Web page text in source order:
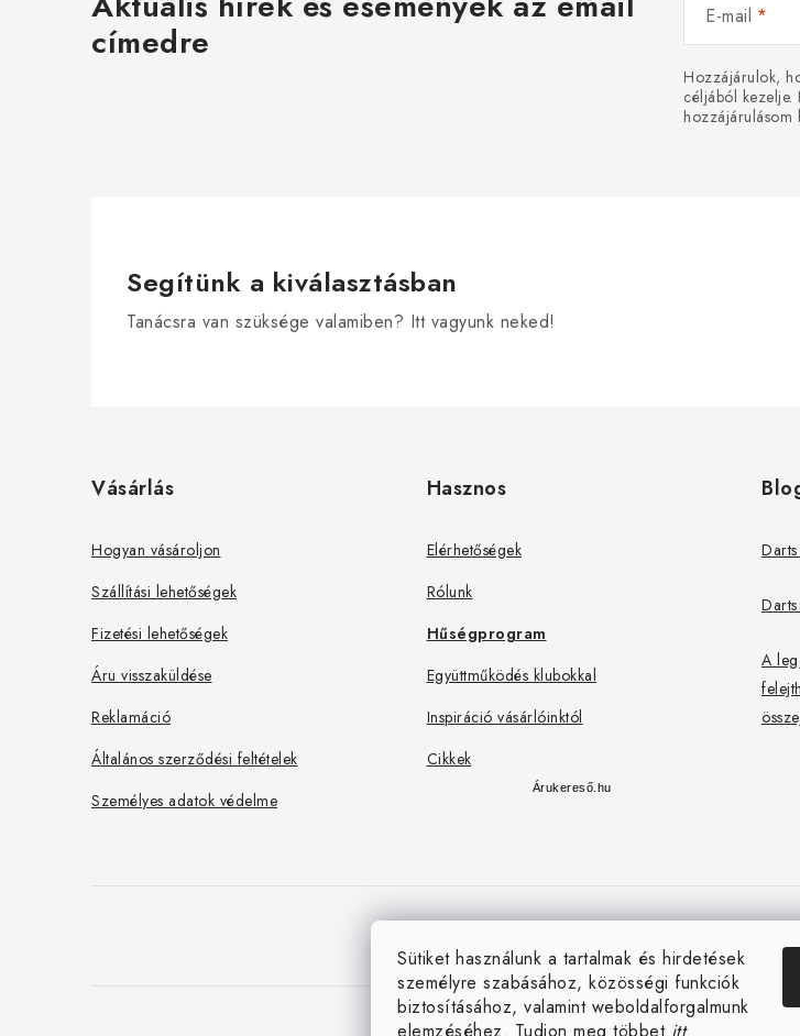
Sütiket használunk a tartalmak és hirdetések
személyre szabásához, közösségi funkciók
biztosításához, valamint weboldalforgalmunk
címedre
E-mail
Hozzájárulok,
céljából kezelje.
hozzájárulásom
Segítünk a kiválasztásban
Tanácsra van szüksége valamiben? Itt vagyunk neked!
Vásárlás
Hogyan vásároljon
Szállítási lehetőségek
Fizetési lehetőségek
Áru visszaküldése
Reklamáció
Általános szerződési feltételek
Személyes adatok védelme
Hasznos
Elérhetőségek
Rólunk
Hűségprogram
Együttműködés klubokkal
Inspiráció vásárlóinktól
Cikkek
Árukereső.hu
A